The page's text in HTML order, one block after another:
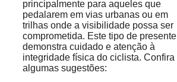
principalmente para aqueles que
pedalarem em vias urbanas ou em
trilhas onde a visibilidade possa ser
comprometida. Este tipo de presente
demonstra cuidado e atenção à
integridade física do ciclista. Confira
algumas sugestões: